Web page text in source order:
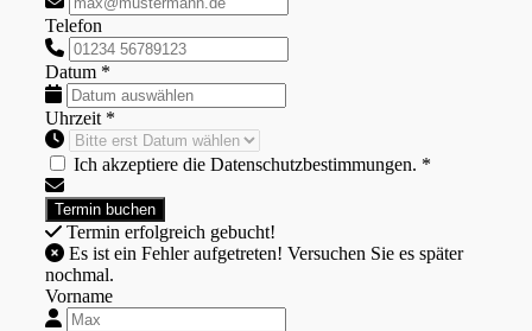
Telefon
Datum *
Uhrzeit *
Ich akzeptiere die Datenschutzbestimmungen. *
Termin erfolgreich gebucht!
nochmal.
Vorname